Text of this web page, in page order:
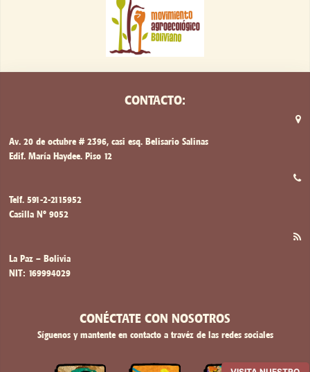
CONTACTO:
Av. 20 de octubre # 2396, casi esq. Belisario Salinas
Edif. María Haydee. Piso 12
Telf. 591-2-2115952
Casilla Nº 9052
La Paz – Bolivia
NIT: 169994029
CONÉCTATE CON NOSOTROS
Síguenos y mantente en contacto a travéz de las redes sociales